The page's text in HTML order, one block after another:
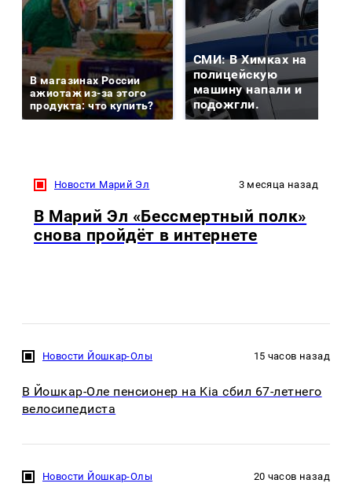
В магазинах России
ажиотаж из-за этого
продукта: что купить?
СМИ: В Химках на
полицейскую
машину напали и
подожгли.
Новости Марий Эл 3 месяца назад
В Марий Эл «Бессмертный полк»
снова пройдёт в интернете
Новости Йошкар-Олы 15 часов назад
В Йошкар-Оле пенсионер на Kia сбил 67-летнего
велосипедиста
Новости Йошкар-Олы 20 часов назад